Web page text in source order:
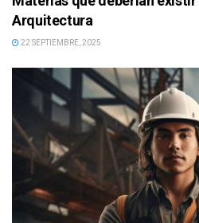
Arquitectura
22 SEPTIEMBRE, 2025